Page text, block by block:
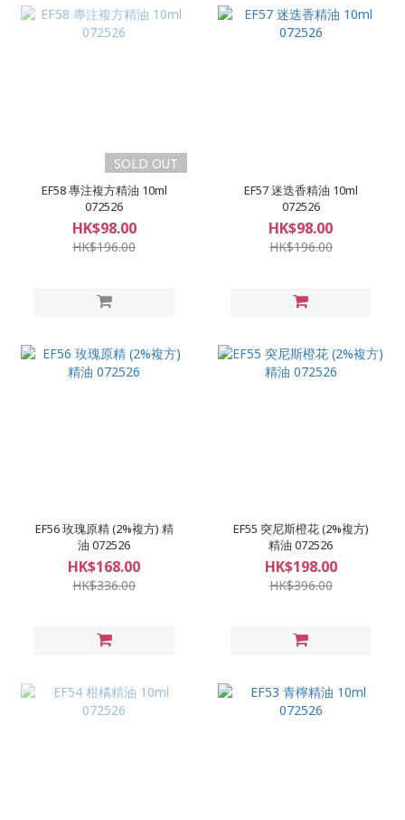
SOLD OUT
EF58 專注複方精油 10ml
072526
HK$98.00
HK$196.00
EF57 迷迭香精油 10ml
072526
HK$98.00
HK$196.00
EF56 玫瑰原精 (2%複方) 精
油 072526
HK$168.00
HK$336.00
EF55 突尼斯橙花 (2%複方)
精油 072526
HK$198.00
HK$396.00